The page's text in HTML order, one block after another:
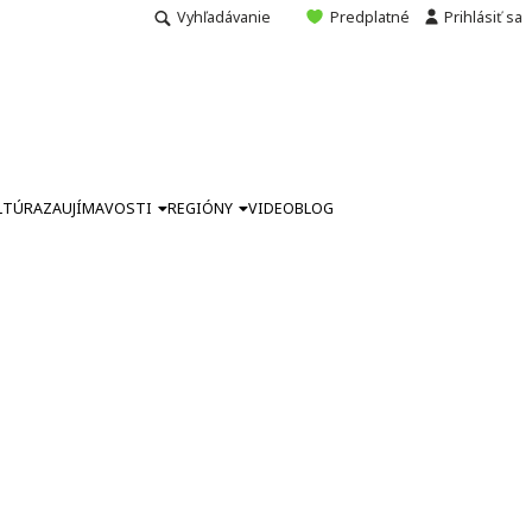
Vyhľadávanie Predplatné Prihlásiť sa
ZAUJÍMAVOSTI REGIÓNY VIDEOBLOG